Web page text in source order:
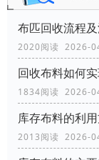
布匹回收流程
2020阅读 2026-
回收布料如何
1834阅读 2026-
库存布料的利
2013阅读 2026-